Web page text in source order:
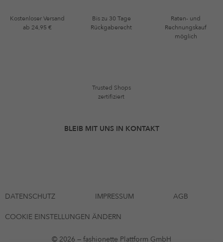
Kostenloser Versand
ab 24,95 €
Bis zu 30 Tage
Rückgaberecht
Raten- und
Rechnungskauf
möglich
Trusted Shops
zertifiziert
BLEIB MIT UNS IN KONTAKT
DATENSCHUTZ IMPRESSUM AGB
COOKIE EINSTELLUNGEN ÄNDERN
© 2026 — fashionette Plattform GmbH